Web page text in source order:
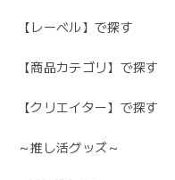
【レーベル】で探す
【商品カテゴリ】で探す
【クリエイター】で探す
～推し活グッズ～